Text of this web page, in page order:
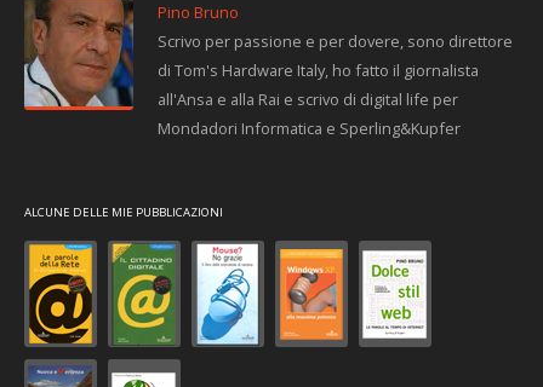
Pino Bruno
Scrivo per passione e per dovere, sono direttore
di Tom's Hardware Italy, ho fatto il giornalista
all'Ansa e alla Rai e scrivo di digital life per
Mondadori Informatica e Sperling&Kupfer
ALCUNE DELLE MIE PUBBLICAZIONI